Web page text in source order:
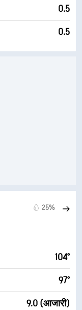
0.5
0.5
25%
104°
97°
9.0 (आजारी)